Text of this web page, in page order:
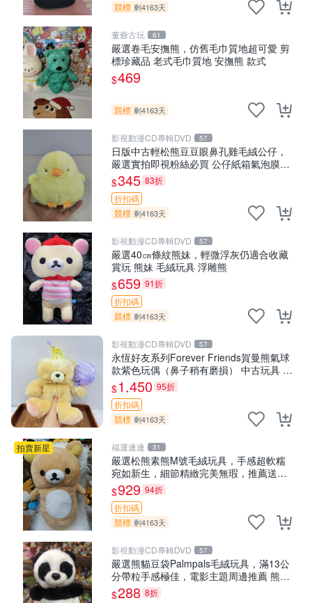
競標 剩4163天
董爺古玩 61
嚴選卷毛安撫熊，仿舊毛巾質地超可愛 剪
標珍藏品 老式毛巾質地 安撫熊 款式
$469
競標 剩4163天
影視動漫CD專輯DVD 57
日版中古輕松熊豆豆眼鼻孔雞毛絨公仔，
嚴選實拍即視粉絲必買 公仔紙箱氣泡膜精
心包裝快速發貨 輕松熊 公仔 雞毛絨
$345 83折
折扣碼
競標 剩4163天
影視動漫CD專輯DVD 57
嚴選40㎝條紋熊妹，輕微浮灰仍適合收藏
賞玩 熊妹 毛絨玩具 浮雕熊
$659 91折
折扣碼
競標 剩4163天
影視動漫CD專輯DVD 57
永恆好友系列Forever Friends賀曼熊氣球
款紫色玩偶（鼻子稍有磨損） 中古玩具 氣
球熊 玩偶
$1,450 95折
折扣碼
競標 剩4163天
拍賣新星 福運連連 31
嚴選松熊素熊M號毛絨玩具，手感超軟糯
宛如新生，細節精緻完美無瑕，推薦送禮
或珍藏，中古狀態保養得宜。 松熊 素熊
毛絨doll
$929 94折
折扣碼
競標 剩4163天
影視動漫CD專輯DVD 57
嚴選熊貓豆袋Palmpals毛絨玩具，滿13公
分帶粒手感極佳，電影主題周邊推薦 熊貓
Palmpals 毛絨玩具 豆袋 劇場版周邊
$288 8折